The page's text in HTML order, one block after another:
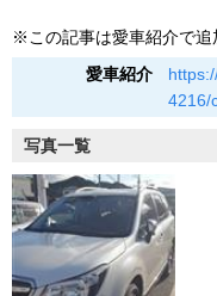
※この記事は愛車紹介で追
愛車紹介
4216/
写真一覧